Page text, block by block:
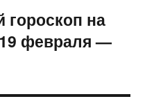
гороскоп на
февраля —